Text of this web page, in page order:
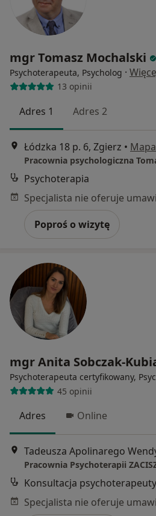
mgr Tomasz Mochalski
Psychoterapeuta, Psycholog ·
13 opinii
Adres 1 Adres 2
Łódzka 18 p. 6, Zgierz • Mapa
Pracownia psychologiczna
Psychoterapia
Poproś o wizytę
mgr Anita Sobczak-
Psychoterapeuta certyfikowany,
45 opinii
Adres Online
Tadeusza Apolinarego
Pracownia Psychoterapii
Konsultacja